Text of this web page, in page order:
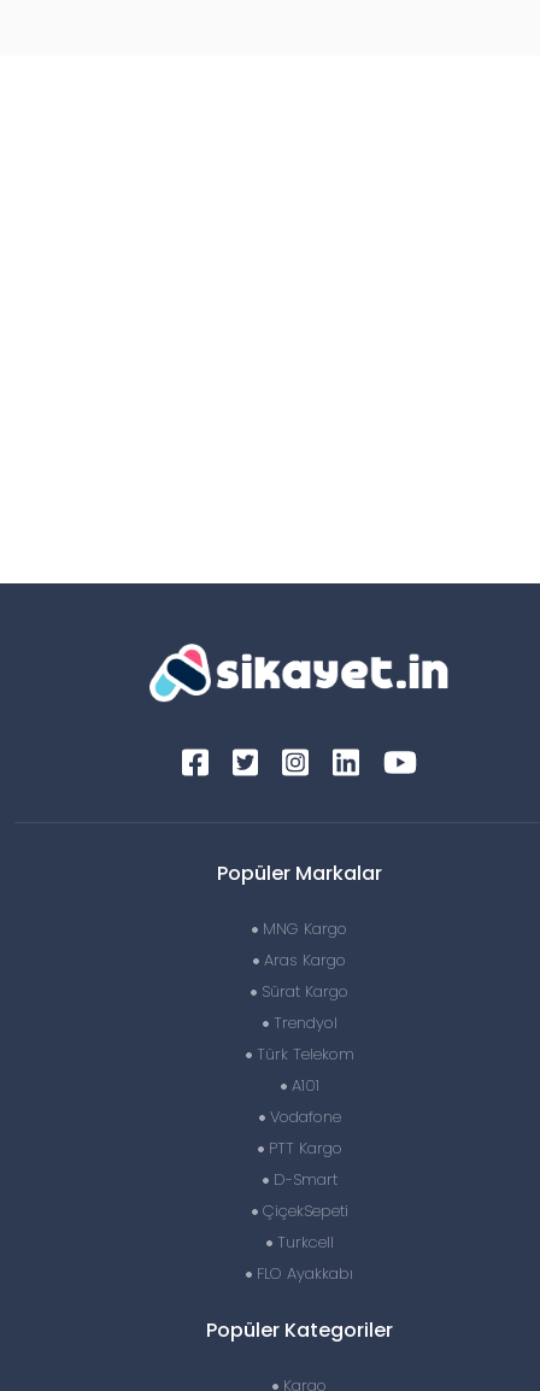
Popüler Markalar
MNG Kargo
Aras Kargo
Sürat Kargo
Trendyol
Türk Telekom
A101
Vodafone
PTT Kargo
D-Smart
ÇiçekSepeti
Turkcell
FLO Ayakkabı
Popüler Kategoriler
Kargo